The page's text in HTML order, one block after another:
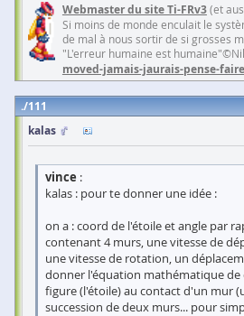
Webmaster du site Ti-FRv3(et
Si moins de monde enculait le
de mal à nous sortir de si grosses
"L'erreur humaine est
moved-jamais-jaurais-pense-
111
kalas
vince :
kalas : pour te donner une idée :
on a : coord de l'étoile et angle par
contenant 4 murs, une vitesse de
une vitesse de rotation, un
donner l'équation mathématique de
figure (l'étoile) au contact d'un mur
succession de deux murs... pour